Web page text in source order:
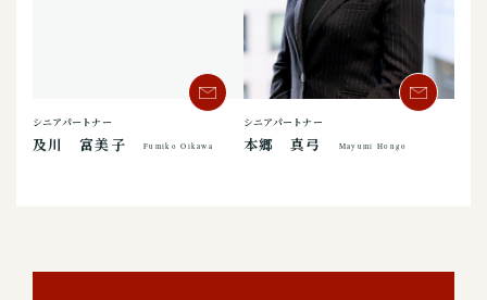
シニアパートナー
及川 富美子 Fumiko Oikawa
シニアパートナー
本郷 真弓 Mayumi Hongo